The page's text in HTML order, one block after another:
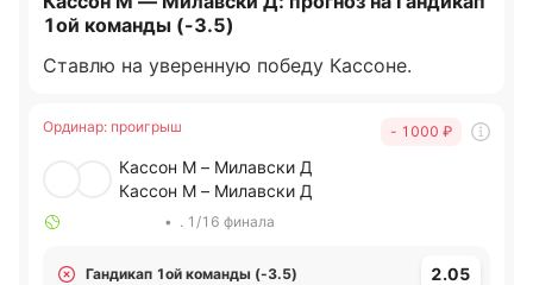
1ой команды (-3.5)
Ставлю на уверенную победу Кассоне.
Ординар: проигрыш - 1000 ₽
Кассон М – Милавски Д
Кассон М – Милавски Д
• . 1/16 финала
Гандикап 1ой команды (-3.5) 2.05